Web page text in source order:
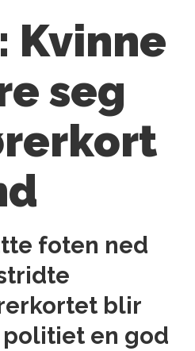
Kvinne
seg
foten ned
blir
en god